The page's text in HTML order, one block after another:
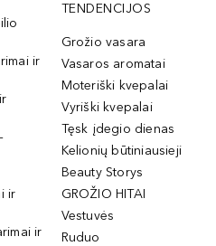
ir
ir
ir
TENDENCIJOS
Grožio vasara
Vasaros aromatai
Moteriški kvepalai
Vyriški kvepalai
Tęsk įdegio dienas
Kelionių būtiniausieji
Beauty Storys
GROŽIO HITAI
Vestuvės
Ruduo